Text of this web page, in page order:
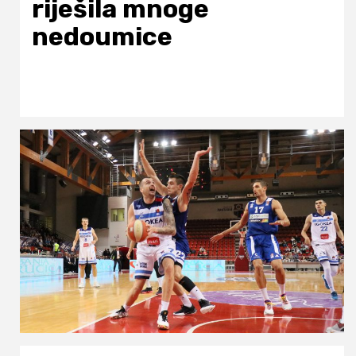
riješila mnoge
nedoumice